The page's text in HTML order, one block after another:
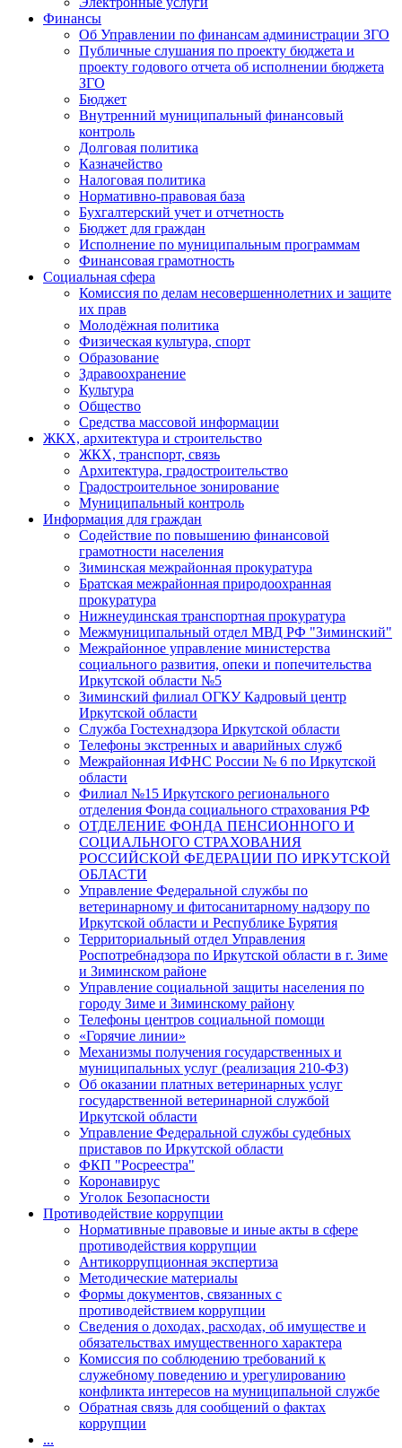
Финансы
Об Управлении по финансам администрации ЗГО
Публичные слушания по проекту бюджета и
проекту годового отчета об исполнении бюджета
ЗГО
Бюджет
Внутренний муниципальный финансовый
контроль
Долговая политика
Казначейство
Налоговая политика
Нормативно-правовая база
Бухгалтерский учет и отчетность
Бюджет для граждан
Исполнение по муниципальным программам
Финансовая грамотность
Социальная сфера
Комиссия по делам несовершеннолетних и защите
их прав
Молодёжная политика
Физическая культура, спорт
Образование
Здравоохранение
Культура
Общество
Средства массовой информации
ЖКХ, архитектура и строительство
ЖКХ, транспорт, связь
Архитектура, градостроительство
Градостроительное зонирование
Муниципальный контроль
Информация для граждан
Содействие по повышению финансовой
грамотности населения
Зиминская межрайонная прокуратура
Братская межрайонная природоохранная
прокуратура
Нижнеудинская транспортная прокуратура
Межмуниципальный отдел МВД РФ "Зиминский"
Межрайонное управление министерства
социального развития, опеки и попечительства
Иркутской области №5
Зиминский филиал ОГКУ Кадровый центр
Иркутской области
Служба Гостехнадзора Иркутской области
Телефоны экстренных и аварийных служб
Межрайонная ИФНС России № 6 по Иркутской
области
Филиал №15 Иркутского регионального
отделения Фонда социального страхования РФ
ОТДЕЛЕНИЕ ФОНДА ПЕНСИОННОГО И
СОЦИАЛЬНОГО СТРАХОВАНИЯ
РОССИЙСКОЙ ФЕДЕРАЦИИ ПО ИРКУТСКОЙ
ОБЛАСТИ
Управление Федеральной службы по
ветеринарному и фитосанитарному надзору по
Иркутской области и Республике Бурятия
Территориальный отдел Управления
Роспотребнадзора по Иркутской области в г. Зиме
и Зиминском районе
Управление социальной защиты населения по
городу Зиме и Зиминскому району
Телефоны центров социальной помощи
«Горячие линии»
Механизмы получения государственных и
муниципальных услуг (реализация 210-ФЗ)
Об оказании платных ветеринарных услуг
государственной ветеринарной службой
Иркутской области
Управление Федеральной службы судебных
приставов по Иркутской области
ФКП "Росреестра"
Коронавирус
Уголок Безопасности
Противодействие коррупции
Нормативные правовые и иные акты в сфере
противодействия коррупции
Антикоррупционная экспертиза
Методические материалы
Формы документов, связанных с
противодействием коррупции
Сведения о доходах, расходах, об имуществе и
обязательствах имущественного характера
Комиссия по соблюдению требований к
служебному поведению и урегулированию
конфликта интересов на муниципальной службе
Обратная связь для сообщений о фактах
коррупции
...